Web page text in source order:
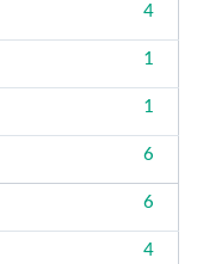
4
1
1
6
6
4